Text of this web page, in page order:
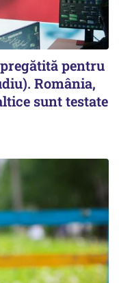
pentru
România,
sunt testate